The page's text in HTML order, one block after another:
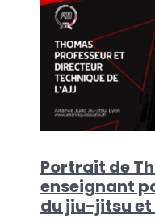
Portrait de
enseignant
du jiu-jitsu et